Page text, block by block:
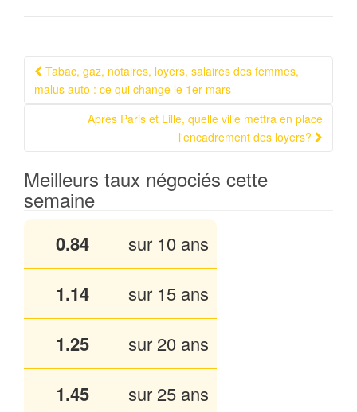
Navigation Article
Tabac, gaz, notaires, loyers, salaires des femmes,
malus auto : ce qui change le 1er mars
Après Paris et Lille, quelle ville mettra en place
l'encadrement des loyers?
Meilleurs taux négociés cette
semaine
0.84 sur 10 ans
1.14 sur 15 ans
1.25 sur 20 ans
1.45 sur 25 ans